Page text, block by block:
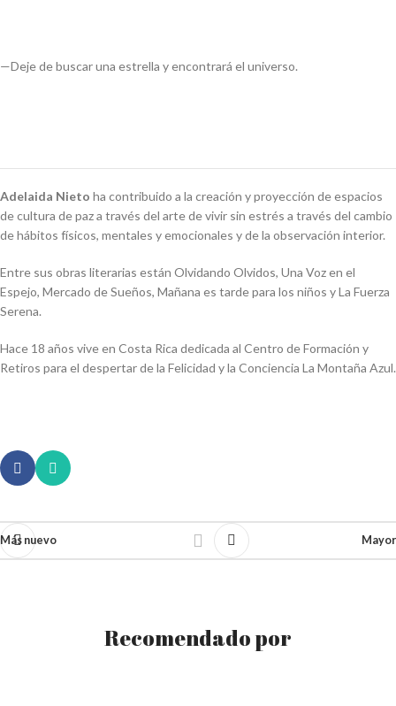
—Deje de buscar una estrella y encontrará el universo.
Adelaida Nieto ha contribuido a la creación y proyección de espacios
de cultura de paz a través del arte de vivir sin estrés a través del cambio
de hábitos físicos, mentales y emocionales y de la observación interior.
Entre sus obras literarias están Olvidando Olvidos, Una Voz en el
Espejo, Mercado de Sueños, Mañana es tarde para los niños yLa Fuerza
Serena.
Hace 18 años vive en Costa Rica dedicada al Centro de Formación y
Retiros para el despertar de la Felicidad y la Conciencia La Montaña Azul.
Más nuevo Mayor
Recomendado por